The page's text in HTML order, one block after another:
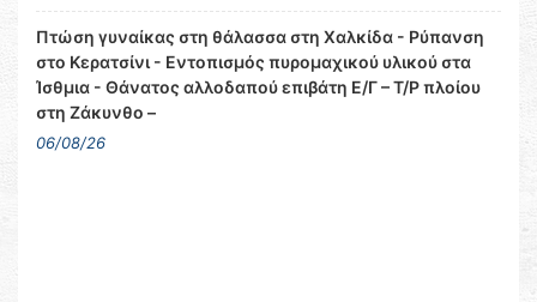
Πτώση γυναίκας στη θάλασσα στη Χαλκίδα - Ρύπανση
στο Κερατσίνι - Εντοπισμός πυρομαχικού υλικού στα
Ίσθμια - Θάνατος αλλοδαπού επιβάτη Ε/Γ – Τ/Ρ πλοίου
στη Ζάκυνθο –
06/08/26